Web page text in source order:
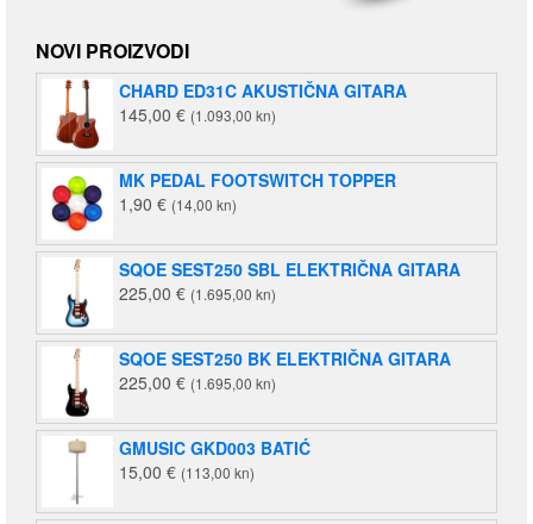
NOVI PROIZVODI
CHARD ED31C AKUSTIČNA GITARA
145,00 € (1.093,00 kn)
MK PEDAL FOOTSWITCH TOPPER
1,90 € (14,00 kn)
SQOE SEST250 SBL ELEKTRIČNA GITARA
225,00 € (1.695,00 kn)
SQOE SEST250 BK ELEKTRIČNA GITARA
225,00 € (1.695,00 kn)
GMUSIC GKD003 BATIĆ
15,00 € (113,00 kn)